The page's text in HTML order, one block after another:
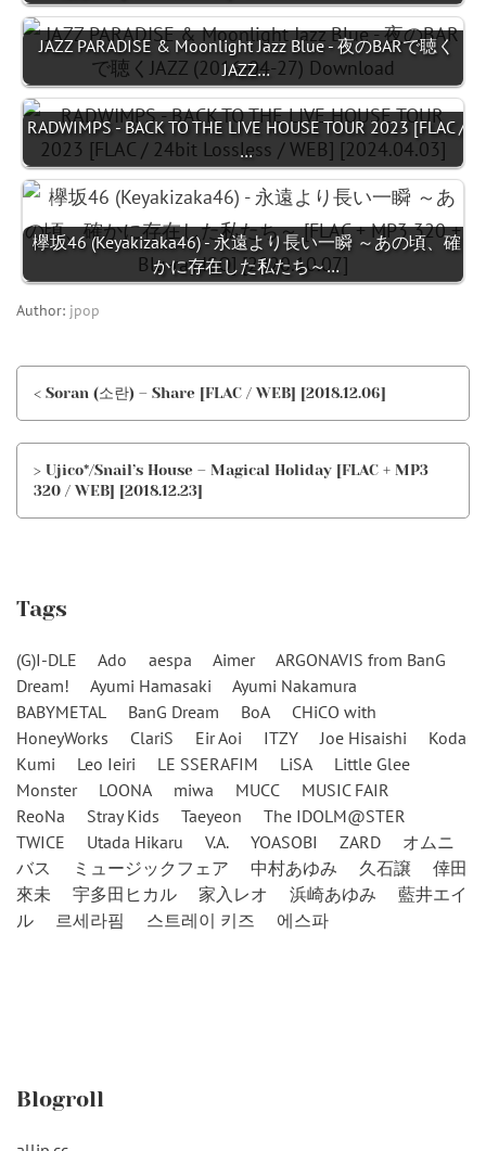
JAZZ PARADISE & Moonlight Jazz Blue - 夜のBARで聴く
JAZZ…
RADWIMPS - BACK TO THE LIVE HOUSE TOUR 2023 [FLAC /
…
欅坂46 (Keyakizaka46) - 永遠より長い一瞬 ～あの頃、確
かに存在した私たち～…
Author: jpop
< Soran (소란) – Share [FLAC / WEB] [2018.12.06]
> Ujico*/Snail’s House – Magical Holiday [FLAC + MP3
320 / WEB] [2018.12.23]
Tags
(G)I-DLE Ado aespa Aimer
ARGONAVIS from BanG
Dream!
Ayumi Hamasaki
Ayumi Nakamura
BABYMETAL
BanG Dream BoA
CHiCO with
HoneyWorks
ClariS Eir Aoi ITZY Joe Hisaishi
Koda
Kumi
Leo Ieiri LE SSERAFIM LiSA
Little Glee
Monster
LOONA miwa MUCC
MUSIC FAIR
ReoNa
Stray Kids Taeyeon
The IDOLM@STER
TWICE
Utada Hikaru V.A. YOASOBI ZARD
オムニ
バス
ミュージックフェア 中村あゆみ 久石譲
倖田
來未
宇多田ヒカル 家入レオ 浜崎あゆみ
藍井エイ
ル
르세라핌 스트레이 키즈 에스파
Blogroll